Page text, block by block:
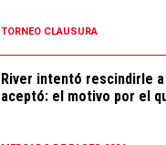
TORNEO CLAUSURA
River intentó rescindirle a
aceptó: el motivo por el